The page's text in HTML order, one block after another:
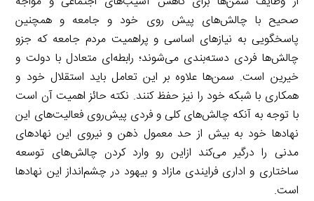
صحیح با چالش‌های پیش ‌روی خود و جامعه و همچنین
پاسخگویی به نیاز‌های اساسی و پراهمیت مردم جامعه که جزو
چالش‌ها فردی دسته‌بندی می‌شوند؛ رابطه‌ای متعادل با دولت و
خیرین است. سمن‌ها علاوه بر این تعامل باید استقلال خود و
همکاری با شبکه خود را نیز حفظ کنند. نکته حائز اهمیت آن است
با توجه به آنکه چالش‌های کلی و فردی پیش‌روی فعالیت‌های این
نهاد‌ها خود به بیش از حد معمول ذهن و نیروی این نهاد‌های
مدنی را درگیر می‌کند ازاین رو وارد کردن چالش‌های توسعه
ساختاری و اداری فرایندی مازاد و بیهود در چشم‌انداز این نهادها
است.